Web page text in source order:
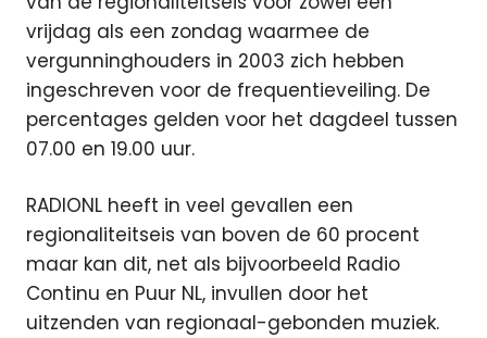
vrijdag als een zondag waarmee de
vergunninghouders in 2003 zich hebben
ingeschreven voor de frequentieveiling. De
percentages gelden voor het dagdeel tussen
07.00 en 19.00 uur.
RADIONL heeft in veel gevallen een
regionaliteitseis van boven de 60 procent
maar kan dit, net als bijvoorbeeld Radio
Continu en Puur NL, invullen door het
uitzenden van regionaal-gebonden muziek.